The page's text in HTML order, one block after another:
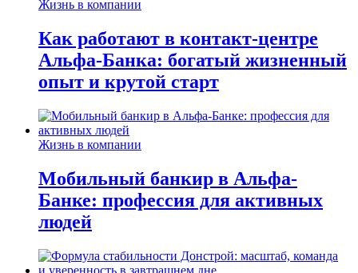
Жизнь в компании
Как работают в контакт-центре
Альфа-Банка: богатый жизненный
опыт и крутой старт
Жизнь в компании
Мобильный банкир в Альфа-
Банке: профессия для активных
людей